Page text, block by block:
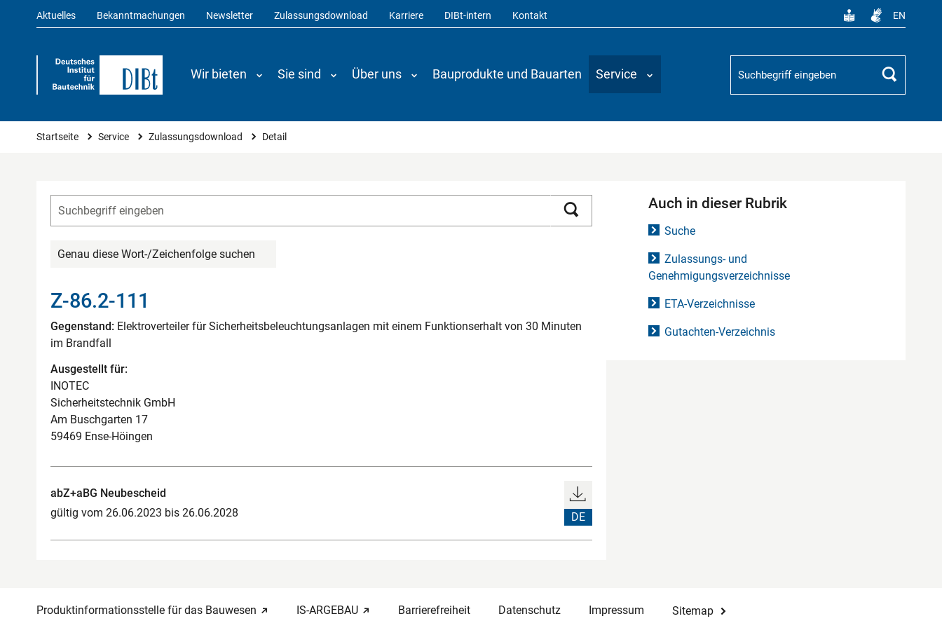
Aktuelles Bekanntmachungen Newsletter Zulassungsdownload Karriere DIBt-intern Kontakt EN
Wir bieten Sie sind Über uns Bauprodukte und Bauarten Service
Suchbegriff
Suchen
Sie sind hier
Startseite Service Zulassungsdownload Detail
Genau diese Wort-/Zeichenfolge suchen
Z-86.2-111
Gegenstand: Elektroverteiler für Sicherheitsbeleuchtungsanlagen mit einem Funktionserhalt von 30 Minuten
im Brandfall
Ausgestellt für:
INOTEC
Sicherheitstechnik GmbH
Am Buschgarten 17
59469 Ense-Höingen
abZ+aBG Neubescheid
gültig vom 26.06.2023 bis 26.06.2028
DE
Auch in dieser Rubrik
Suche
Zulassungs- und
Genehmigungsverzeichnisse
ETA-Verzeichnisse
Gutachten-Verzeichnis
Produktinformationsstelle für das Bauwesen IS-ARGEBAU Barrierefreiheit Datenschutz Impressum Sitemap